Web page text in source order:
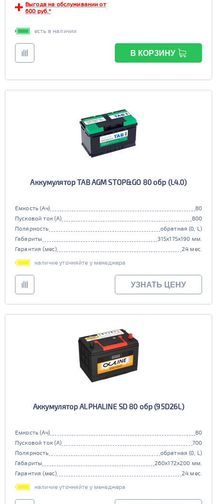
Выгода на обслуживании от
600 руб.*
есть в наличии
В КОРЗИНУ
Аккумулятор TAB AGM STOP&GO 80 обр (L4.0)
Емкость (Ач)
80
Пусковой ток (А)
800
Полярность
обратная (0, L)
Габариты
315x175x190 мм.
Гарантия (мес)
24 мес.
наличие уточняйте у менеджера
УЗНАТЬ ЦЕНУ
Аккумулятор ALPHALINE SD 80 обр (95D26L)
Емкость (Ач)
80
Пусковой ток (А)
700
Полярность
обратная (0, L)
Габариты
260x172x200 мм.
Гарантия (мес)
24 мес.
наличие уточняйте у менеджера